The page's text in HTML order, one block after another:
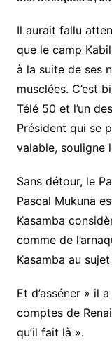
Il aurait fallu
que le camp
à la suite de ses
musclées. C’est
Télé 50 et l’un
Président qui se
valable, souligne
Sans détour, le
Pascal Mukuna
Kasamba
comme de
Kasamba au
Et d’asséner » il
comptes de
qu’il fait là ».